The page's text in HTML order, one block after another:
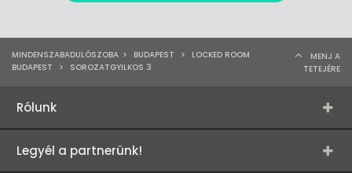
MINDENSZABADULÓSZOBA > BUDAPEST >
LOCKED ROOM
BUDAPEST
> SOROZATGYILKOS 3
MENJ A
TETEJÉRE
Rólunk
Legyél a partnerünk!